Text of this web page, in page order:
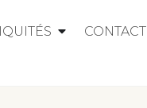
CONTACT